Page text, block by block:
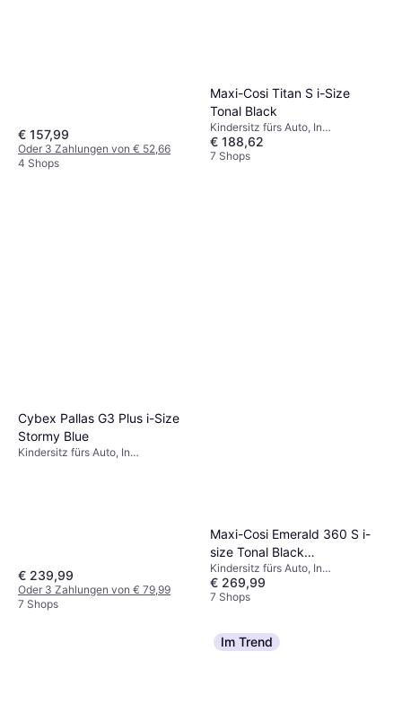
€ 157,99
Oder 3 Zahlungen von € 52,66
4 Shops
Maxi-Cosi Titan S i-Size
Tonal Black
Kindersitz fürs Auto, In
Fahrtrichtung, i-Size, Waschbarer
Bezug, Verstellbare Kopfstütze,
€ 188,62
7 Shops
Cybex Pallas G3 Plus i-Size
Stormy Blue
Kindersitz fürs Auto, In
€ 239,99
Oder 3 Zahlungen von € 79,99
7 Shops
Maxi-Cosi Emerald 360 S i-
size Tonal Black
Einschließlich Basishalterung
Kindersitz fürs Auto, In
Fahrtrichtung, Gegen die
Fahrtrichtung, i-Size, UN R129,
Verstellbare Kopfstütze,
Neugeboreneneinsatz inklusive,
€ 269,99
7 Shops
Im Trend